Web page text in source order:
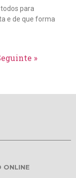
para
e de que forma
»
ONLINE